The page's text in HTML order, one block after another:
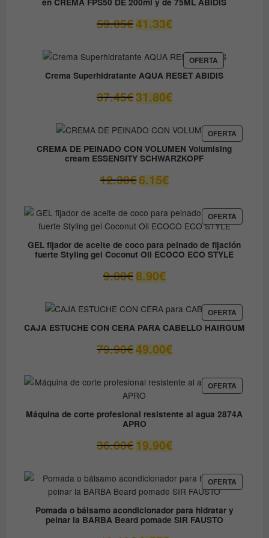
59.05€ El
precio
era:
59.05€.
41.33€El
precio
es:
41.33€.
OFERTAPRODUCTO
EN
OFERTA
Crema Superhidratante AQUA RESET ABIDIS
37.45€ El
precio
era:
37.45€.
31.80€El
precio
es:
31.80€.
OFERTA
EN
CREMA DE PEINADO CON VOLUMEN Volumising
cream ESSENSITY SCHWARZKOPF
12.30€El
precio
era:
12.30€.
6.15€El
precio
es:
6.15€.
OFERTA
EN
GEL fijador de aceite de coco para peinado de fijación
fuerte Styling gel Coconut Oil ECOCO ECO STYLE
9.80€ El
precio
era:
9.80€.
8.90€El
precio
es:
8.90€.
OFERTA
EN
OFERTA
CAJA ESTUCHE CON CERA PARA CABELLO HAIRGUM
79.90€ El
precio
era:
79.90€.
49.00€El
precio
es:
OFERTA
EN
Máquina de corte profesional resistente al agua 2874A
APRO
36.00€ El
precio
era:
36.00€.
19.90€El
precio
es:
19.90€.
OFERTA
EN
Pomada o bálsamo acondicionador para hidratar y
peinar la BARBA Beard pomade SIR FAUSTO